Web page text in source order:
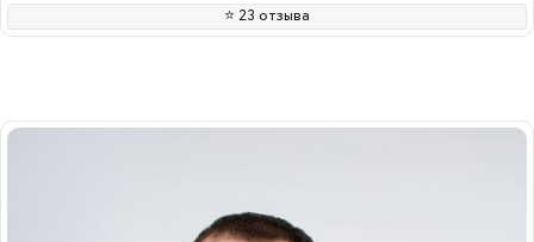
⭐️ 23 отзыва